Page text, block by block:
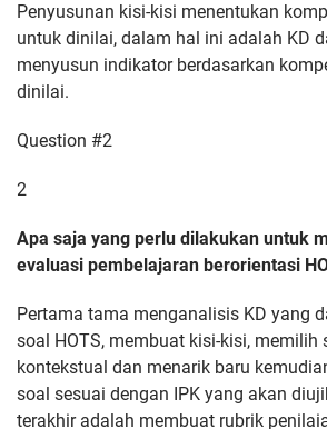
Penyusunan kisi-kisi menentukan
untuk dinilai, dalam hal ini adalah KD
menyusun indikator berdasarkan
dinilai.
Question #2
2
Apa saja yang perlu dilakukan untuk
evaluasi pembelajaran berorientasi
Pertama tama menganalisis KD yang
soal HOTS, membuat kisi-kisi, memilih
kontekstual dan menarik baru
soal sesuai dengan IPK yang akan
terakhir adalah membuat rubrik